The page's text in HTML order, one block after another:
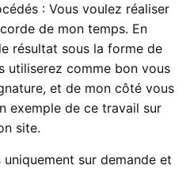
: Vous voulez réaliser
de mon temps. En
résultat sous la forme de
utiliserez comme bon vous
et de mon côté vous
exemple de ce travail sur
site.
sur demande et